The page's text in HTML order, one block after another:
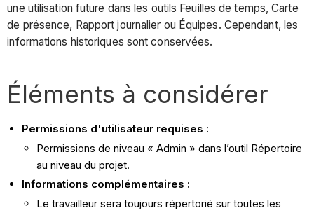
une utilisation future dans les outils Feuilles de temps, Carte
de présence, Rapport journalier ou Équipes. Cependant, les
informations historiques sont conservées.
Éléments à considérer
Permissions d'utilisateur requises :
Permissions de niveau « Admin » dans l’outil Répertoire
au niveau du projet.
Informations complémentaires :
Le travailleur sera toujours répertorié sur toutes les